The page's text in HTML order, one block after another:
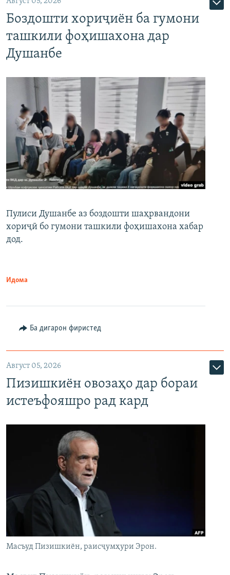
Боздошти хориҷиён ба гумони
ташкили фоҳишахона дар
Душанбе
Пулиси Душанбе аз боздошти шаҳрвандони
хориҷӣ бо гумони ташкили фоҳишахона хабар
дод.
Идома
Ба дигарон фиристед
Август 05, 2026
Пизишкиён овозаҳо дар бораи
истеъфояшро рад кард
Масъуд Пизишкиён, раисҷумҳури Эрон.